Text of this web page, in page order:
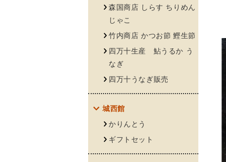
森国商店 しらす ちりめん
じゃこ
竹内商店 かつお節 鰹生節
四万十生産 鮎うるか う
なぎ
四万十うなぎ販売
城西館
かりんとう
ギフトセット